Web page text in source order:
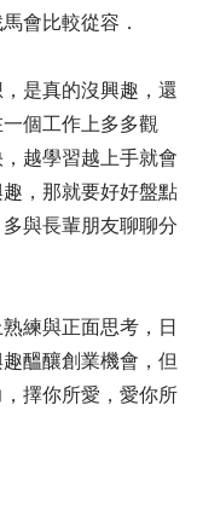
會比較從容．
是真的沒興趣，還
個工作上多多觀
越學習越上手就會
，那就要好好盤點
與長輩朋友聊聊分
練與正面思考，日
醞釀創業機會，但
擇你所愛，愛你所